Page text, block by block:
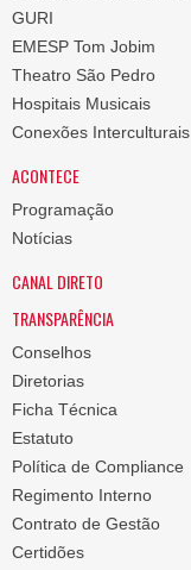
GURI
EMESP Tom Jobim
Theatro São Pedro
Hospitais Musicais
Conexões Interculturais
ACONTECE
Programação
Notícias
CANAL DIRETO
TRANSPARÊNCIA
Conselhos
Diretorias
Ficha Técnica
Estatuto
Política de Compliance
Regimento Interno
Contrato de Gestão
Certidões